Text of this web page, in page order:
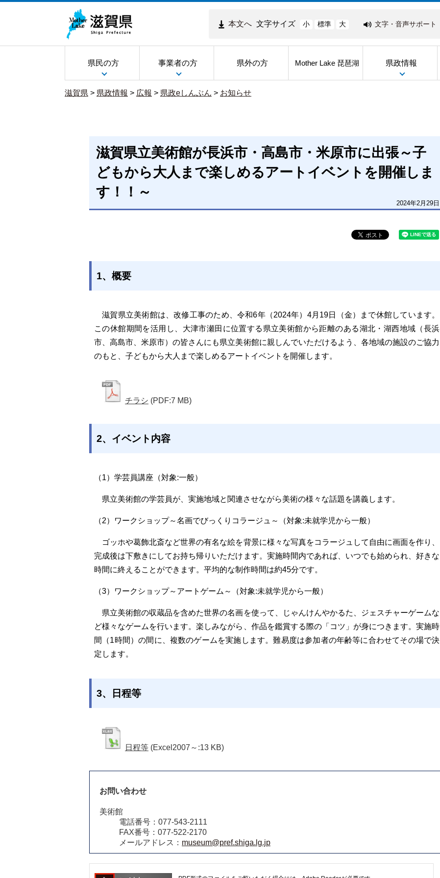
本文へ 文字サイズ 小 標準 大 文字・音声サポート
県民の方 事業者の方 県外の方 Mother Lake 琵琶湖 県政情報
滋賀県 > 県政情報 > 広報 > 県政eしんぶん > お知らせ
滋賀県立美術館が長浜市・高島市・米原市に出張～子
どもから大人まで楽しめるアートイベントを開催しま
す！！～
2024年2月29日
1、概要
滋賀県立美術館は、改修工事のため、令和6年（2024年）4月19日（金）まで休館しています。
この休館期間を活用し、大津市瀬田に位置する県立美術館から距離のある湖北・湖西地域（長浜
市、高島市、米原市）の皆さんにも県立美術館に親しんでいただけるよう、各地域の施設のご協力
のもと、子どもから大人まで楽しめるアートイベントを開催します。
チラシ (PDF:7 MB)
2、イベント内容
（1）学芸員講座（対象:一般）
県立美術館の学芸員が、実施地域と関連させながら美術の様々な話題を講義します。
（2）ワークショップ～名画でびっくりコラージュ～（対象:未就学児から一般）
ゴッホや葛飾北斎など世界の有名な絵を背景に様々な写真をコラージュして自由に画面を作り、
完成後は下敷きにしてお持ち帰りいただけます。実施時間内であれば、いつでも始められ、好きな
時間に終えることができます。平均的な制作時間は約45分です。
（3）ワークショップ～アートゲーム～（対象:未就学児から一般）
県立美術館の収蔵品を含めた世界の名画を使って、じゃんけんやかるた、ジェスチャーゲームな
ど様々なゲームを行います。楽しみながら、作品を鑑賞する際の「コツ」が身につきます。実施時
間（1時間）の間に、複数のゲームを実施します。難易度は参加者の年齢等に合わせてその場で決
定します。
3、日程等
日程等 (Excel2007～:13 KB)
お問い合わせ
美術館
電話番号：077-543-2111
FAX番号：077-522-2170
メールアドレス： museum@pref.shiga.lg.jp